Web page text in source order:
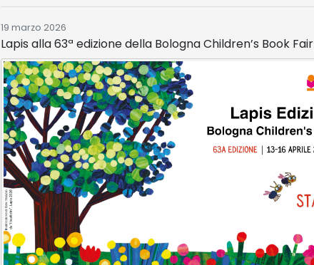
19 marzo 2026
Lapis alla 63ª edizione della Bologna Children’s Book Fair